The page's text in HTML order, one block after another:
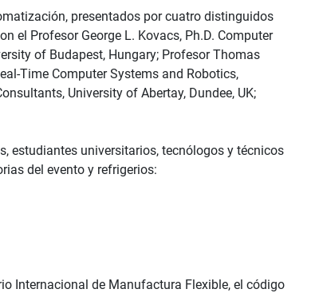
presentados por cuatro distinguidos
el Profesor George L. Kovacs, Ph.D. Computer
of Budapest, Hungary; Profesor Thomas
Time Computer Systems and Robotics,
University of Abertay, Dundee, UK;
estudiantes universitarios, tecnólogos y técnicos
del evento y refrigerios:
Internacional de Manufactura Flexible, el código